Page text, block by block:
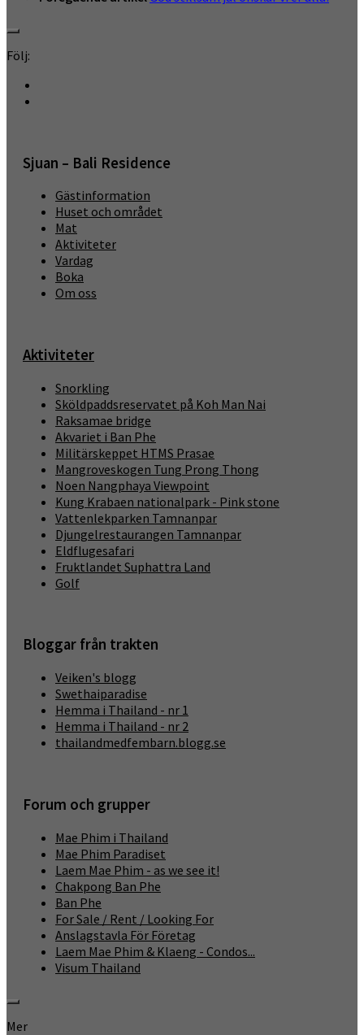
Följ:
Sjuan – Bali Residence
Gästinformation
Huset och området
Mat
Aktiviteter
Vardag
Boka
Om oss
Aktiviteter
Snorkling
Sköldpaddsreservatet på Koh Man Nai
Raksamae bridge
Akvariet i Ban Phe
Militärskeppet HTMS Prasae
Mangroveskogen Tung Prong Thong
Noen Nangphaya Viewpoint
Kung Krabaen nationalpark - Pink stone
Vattenlekparken Tamnanpar
Djungelrestaurangen Tamnanpar
Eldflugesafari
Fruktlandet Suphattra Land
Golf
Bloggar från trakten
Veiken's blogg
Swethaiparadise
Hemma i Thailand - nr 1
Hemma i Thailand - nr 2
thailandmedfembarn.blogg.se
Forum och grupper
Mae Phim i Thailand
Mae Phim Paradiset
Laem Mae Phim - as we see it!
Chakpong Ban Phe
Ban Phe
For Sale / Rent / Looking For
Anslagstavla För Företag
Laem Mae Phim & Klaeng - Condos...
Visum Thailand
Mer